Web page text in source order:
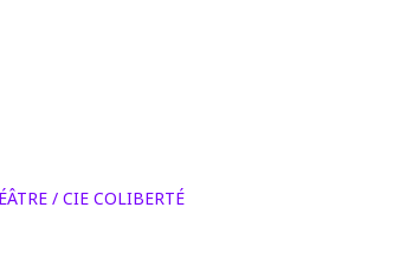
/ CIE COLIBERTÉ